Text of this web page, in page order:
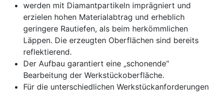
werden mit Diamantpartikeln imprägniert und
erzielen hohen Materialabtrag und erheblich
geringere Rautiefen, als beim herkömmlichen
Läppen. Die erzeugten Oberflächen sind bereits
reflektierend.
Der Aufbau garantiert eine „schonende“
Bearbeitung der Werkstückoberfläche.
Für die unterschiedlichen Werkstückanforderungen